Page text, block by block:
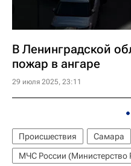
В Ленинградской
пожар в ангаре
29 июля 2025, 23:11
Происшествия
Самара